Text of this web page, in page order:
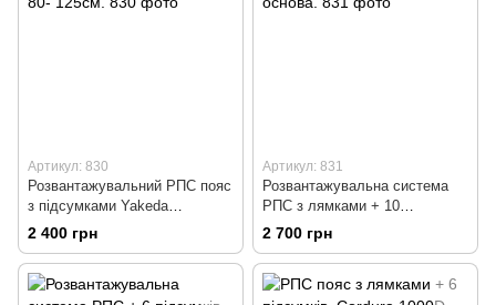
Артикул: 830
Розвантажувальний РПС пояс
з підсумками Yakeda
Multicam. Тактичний пояс 80-
2 400 грн
Артикул: 831
Розвантажувальна система
РПС з лямками + 10
підсумків. Жорстка основа.
2 700 грн